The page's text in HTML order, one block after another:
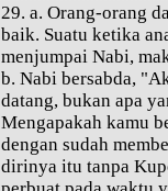
29. a. Orang-orang
baik. Suatu ketika
menjumpai Nabi,
b. Nabi bersabda,
datang, bukan apa
Mengapakah kamu
dengan sudah
dirinya itu tanpa